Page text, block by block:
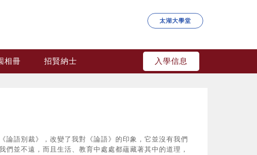
太湖大學堂
相冊 招賢納士 入學信息
論語別裁》，改變了我對《論語》的印象，它並沒有我們
並不遠，而且生活、教育中處處都蘊藏著其中的道理，